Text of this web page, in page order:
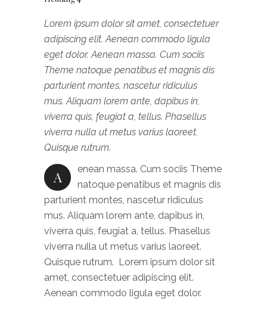
Lorem ipsum dolor sit amet, consectetuer
adipiscing elit. Aenean commodo ligula
eget dolor. Aenean massa. Cum sociis
Theme natoque penatibus et magnis dis
parturient montes, nascetur ridiculus
mus. Aliquam lorem ante, dapibus in,
viverra quis, feugiat a, tellus. Phasellus
viverra nulla ut metus varius laoreet.
Quisque rutrum.
A
enean massa. Cum sociis Theme
natoque penatibus et magnis dis
parturient montes, nascetur ridiculus
mus. Aliquam lorem ante, dapibus in,
viverra quis, feugiat a, tellus. Phasellus
viverra nulla ut metus varius laoreet.
Quisque rutrum. Lorem ipsum dolor sit
amet, consectetuer adipiscing elit.
Aenean commodo ligula eget dolor.